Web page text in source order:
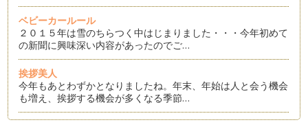
ベビーカールール
２０１５年は雪のちらつく中はじまりました・・・今年初めて
の新聞に興味深い内容があったのでご…
挨拶美人
今年もあとわずかとなりましたね。年末、年始は人と会う機会
も増え、挨拶する機会が多くなる季節…